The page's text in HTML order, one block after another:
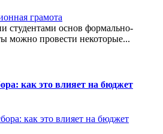
студентами основ формально-
можно провести некоторые...
как это влияет на бюджет